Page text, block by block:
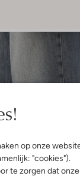
op onze
"cookies").
te zorgen dat